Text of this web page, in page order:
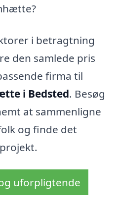
i betragtning
den samlede pris
firma til
i Bedsted. Besøg
at sammenligne
og finde det
uforpligtende